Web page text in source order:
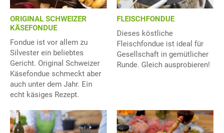
ORIGINAL SCHWEIZER
KÄSEFONDUE
Fondue ist vor allem zu
Silvester ein beliebtes
Gericht. Original Schweizer
Käsefondue schmeckt aber
auch unter dem Jahr. Ein
echt käsiges Rezept.
FLEISCHFONDUE
Dieses köstliche
Fleischfondue ist ideal für
Gesellschaft in gemütlicher
Runde. Gleich ausprobieren!